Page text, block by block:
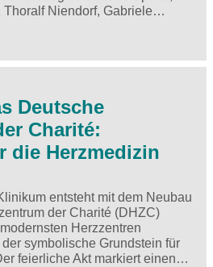
Thoralf Niendorf, Gabriele…
Deutsche
Charité:
die Herzmedizin
entsteht mit dem Neubau
der Charité (DHZC)
Herzzentren
symbolische Grundstein für
feierliche Akt markiert einen…